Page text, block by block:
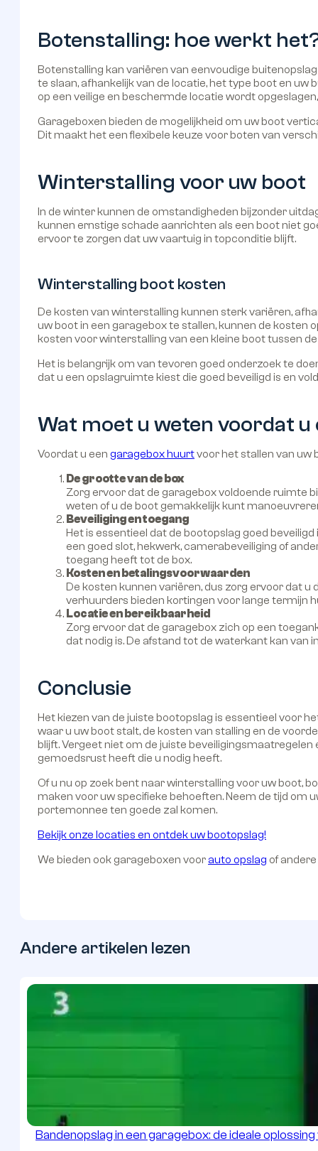
Botenstalling: hoe werkt
Botenstalling kan variëren van eenvoudige
te slaan, afhankelijk van de locatie, het type boot en
op een veilige en beschermde locatie wordt
Garageboxen bieden de mogelijkheid om uw boot
Dit maakt het een flexibele keuze voor boten van
Winterstalling voor uw boot
In de winter kunnen de omstandigheden bijzonder
kunnen ernstige schade aanrichten als een boot niet
ervoor te zorgen dat uw vaartuig in topconditie blijft.
Winterstalling boot kosten
De kosten van winterstalling kunnen sterk variëren,
uw boot in een garagebox te stallen, kunnen de kosten
kosten voor winterstalling van een kleine boot tussen
Het is belangrijk om van tevoren goed onderzoek te
dat u een opslagruimte kiest die goed beveiligd is en
Wat moet u weten voordat
Voordat u een garagebox huurtvoor het stallen van uw
De grootte van de box
Zorg ervoor dat de garagebox voldoende ruimte
weten of u de boot gemakkelijk kunt
Beveiliging en toegang
Het is essentieel dat de bootopslag goed
een goed slot, hekwerk, camerabeveiliging of
toegang heeft tot de box.
Kosten en betalingsvoorwaarden
De kosten kunnen variëren, dus zorg ervoor dat
verhuurders bieden kortingen voor lange termijn
Locatie en bereikbaarheid
Zorg ervoor dat de garagebox zich op een
dat nodig is. De afstand tot de waterkant kan van
Conclusie
Het kiezen van de juiste bootopslag is essentieel voor
waar u uw boot stalt, de kosten van stalling en de
blijft. Vergeet niet om de juiste
gemoedsrust heeft die u nodig heeft.
Of u nu op zoek bent naar winterstalling voor uw boot,
maken voor uw specifieke behoeften. Neem de tijd om
portemonnee ten goede zal komen.
Bekijk onze locaties en ontdek uw bootopslag!
We bieden ook garageboxen voor auto opslag of andere
Andere artikelen lezen
Bandenopslag in een garagebox: de ideale